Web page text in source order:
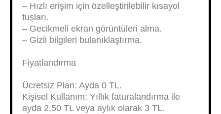
– Hızlı erişim için özelleştirilebilir kısayol
tuşları.
– Gecikmeli ekran görüntüleri alma.
– Gizli bilgileri bulanıklaştırma.
Fiyatlandırma
Ücretsiz Plan: Ayda 0 TL.
Kişisel Kullanım: Yıllık faturalandırma ile
ayda 2,50 TL veya aylık olarak 3 TL.